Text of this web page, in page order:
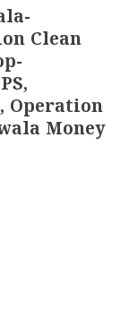
Clean
Operation
Money